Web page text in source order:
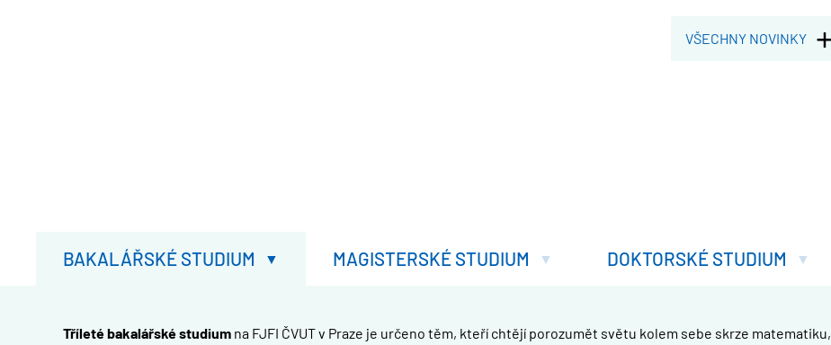
VŠECHNY NOVINKY
BAKALÁŘSKÉ STUDIUM MAGISTERSKÉ STUDIUM DOKTORSKÉ STUDIUM
Tříleté bakalářské studium na FJFI ČVUT v Praze je určeno těm, kteří chtějí porozumět světu kolem sebe skrze matematiku,